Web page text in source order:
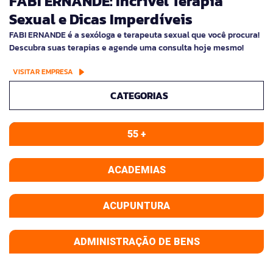
Sexual e Dicas Imperdíveis
FABI ERNANDE é a sexóloga e terapeuta sexual que você procura!
Descubra suas terapias e agende uma consulta hoje mesmo!
VISITAR EMPRESA
CATEGORIAS
55 +
ACADEMIAS
ACUPUNTURA
ADMINISTRAÇÃO DE BENS